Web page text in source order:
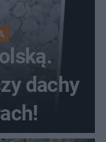
dachy